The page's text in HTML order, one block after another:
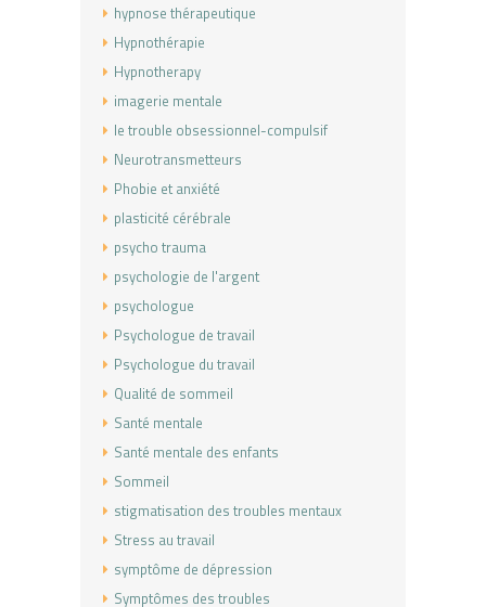
hypnose thérapeutique
Hypnothérapie
Hypnotherapy
imagerie mentale
le trouble obsessionnel-compulsif
Neurotransmetteurs
Phobie et anxiété
plasticité cérébrale
psycho trauma
psychologie de l'argent
psychologue
Psychologue de travail
Psychologue du travail
Qualité de sommeil
Santé mentale
Santé mentale des enfants
Sommeil
stigmatisation des troubles mentaux
Stress au travail
symptôme de dépression
Symptômes des troubles